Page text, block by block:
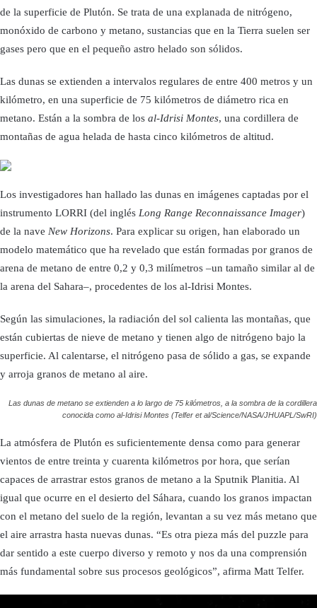
de la superficie de Plutón. Se trata de una explanada de nitrógeno,
monóxido de carbono y metano, sustancias que en la Tierra suelen ser
gases pero que en el pequeño astro helado son sólidos.
Las dunas se extienden a intervalos regulares de entre 400 metros y un
kilómetro, en una superficie de 75 kilómetros de diámetro rica en
metano. Están a la sombra de los al-Idrisi Montes, una cordillera de
montañas de agua helada de hasta cinco kilómetros de altitud.
Los investigadores han hallado las dunas en imágenes captadas por el
instrumento LORRI (del inglés Long Range Reconnaissance Imager)
de la nave New Horizons. Para explicar su origen, han elaborado un
modelo matemático que ha revelado que están formadas por granos de
arena de metano de entre 0,2 y 0,3 milímetros –un tamaño similar al de
la arena del Sahara–, procedentes de los al-Idrisi Montes.
Según las simulaciones, la radiación del sol calienta las montañas, que
están cubiertas de nieve de metano y tienen algo de nitrógeno bajo la
superficie. Al calentarse, el nitrógeno pasa de sólido a gas, se expande
y arroja granos de metano al aire.
Las dunas de metano se extienden a lo largo de 75 kilómetros, a la sombra de la cordillera
conocida como al-Idrisi Montes (Telfer et al/Science/NASA/JHUAPL/SwRI)
La atmósfera de Plutón es suficientemente densa como para generar
vientos de entre treinta y cuarenta kilómetros por hora, que serían
capaces de arrastrar estos granos de metano a la Sputnik Planitia. Al
igual que ocurre en el desierto del Sáhara, cuando los granos impactan
con el metano del suelo de la región, levantan a su vez más metano que
el aire arrastra hasta nuevas dunas. “Es otra pieza más del puzzle para
dar sentido a este cuerpo diverso y remoto y nos da una comprensión
más fundamental sobre sus procesos geológicos”, afirma Matt Telfer.